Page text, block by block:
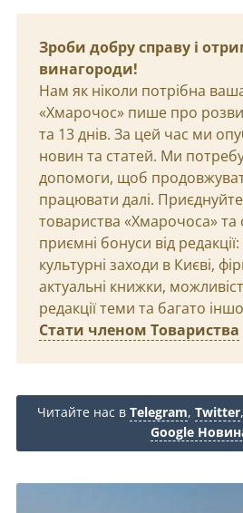
Зроби добру справу і
винагороди!
Нам як ніколи потрібна
«Хмарочос» пише про
та 13 днів. За цей час ми
новин та статей. Ми
допомоги, щоб
працювати далі.
товариства «Хмарочоса»
приємні бонуси від
культурні заходи в Києві,
актуальні книжки,
редакції теми та багато
Стати членом Товариства
Читайте нас в Telegram, Twitter,
Google